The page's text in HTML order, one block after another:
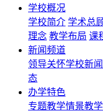
学校概况
学校简介 学术总
理念 教学布局 课
新闻频道
领导关怀学校新闻
态
办学特色
专题教学情景教学